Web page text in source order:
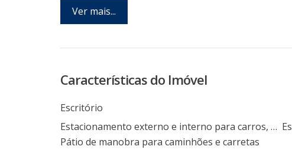
município, às cidades da região
Internet, abastecimento de água por poço
Ver mais...
Características do Imóvel
Escritório
Estacionamento externo e interno para carros, caminhões, carretas e ônibus
Pátio de manobra para caminhões e carretas